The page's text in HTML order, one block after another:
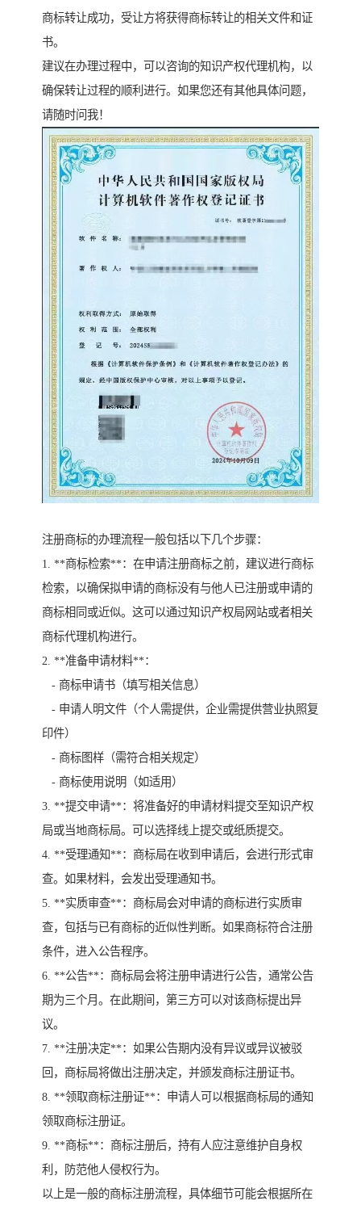
商标转让成功，受让方将获得商标转让的相关文件和证
书。
建议在办理过程中，可以咨询的知识产权代理机构，以
确保转让过程的顺利进行。如果您还有其他具体问题，
请随时问我！
注册商标的办理流程一般包括以下几个步骤：
1. **商标检索**：在申请注册商标之前，建议进行商标
检索，以确保拟申请的商标没有与他人已注册或申请的
商标相同或近似。这可以通过知识产权局网站或者相关
商标代理机构进行。
2. **准备申请材料**：
- 商标申请书（填写相关信息）
- 申请人明文件（个人需提供，企业需提供营业执照复
印件）
- 商标图样（需符合相关规定）
- 商标使用说明（如适用）
3. **提交申请**：将准备好的申请材料提交至知识产权
局或当地商标局。可以选择线上提交或纸质提交。
4. **受理通知**：商标局在收到申请后，会进行形式审
查。如果材料，会发出受理通知书。
5. **实质审查**：商标局会对申请的商标进行实质审
查，包括与已有商标的近似性判断。如果商标符合注册
条件，进入公告程序。
6. **公告**：商标局会将注册申请进行公告，通常公告
期为三个月。在此期间，第三方可以对该商标提出异
议。
7. **注册决定**：如果公告期内没有异议或异议被驳
回，商标局将做出注册决定，并颁发商标注册证书。
8. **领取商标注册证**：申请人可以根据商标局的通知
领取商标注册证。
9. **商标**：商标注册后，持有人应注意维护自身权
利，防范他人侵权行为。
以上是一般的商标注册流程，具体细节可能会根据所在